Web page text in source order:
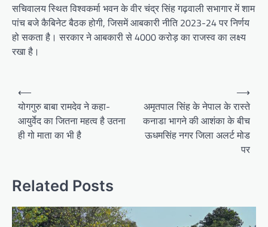
सचिवालय स्थित विश्वकर्मा भवन के वीर चंद्र सिंह गढ़वाली सभागार में शाम
पांच बजे कैबिनेट बैठक होगी, जिसमें आबकारी नीति 2023-24 पर निर्णय
हो सकता है। सरकार ने आबकारी से 4000 करोड़ का राजस्व का लक्ष्य
रखा है।
o
a
i
⟵
योगगुरु बाबा रामदेव ने कहा-
आयुर्वेद का जितना महत्व है उतना
ही गो माता का भी है
अमृतपाल सिंह के नेपाल के रास्ते
कनाडा भागने की आशंका के बीच
ऊधमसिंह नगर जिला अलर्ट मोड
पर
⟶
Related Posts